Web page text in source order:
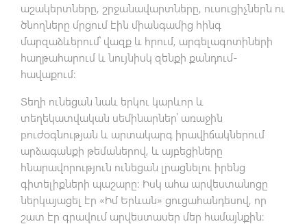
աշակերտները, շրջանավարտները, ուսուցիչներն ու
ծնողները մրցում էին միանգամից հինգ
մարզաձևերում՝ վազք և հրում, արգելագոտիների
հաղթահարում և նույնիսկ զենքի քանդում-
հավաքում:
Տեղի ունեցան նաև երկու կարևոր և
տեղեկատվական սեմինարներ՝ առաջին
բուժօգնության և արտակարգ իրավիճակներում
արձագանքի թեմաներով, և այբեցիները
հնարավորություն ունեցան լրացնելու իրենց
գիտելիքների պաշարը: Իսկ ահա արվեստանոցը
ներկայացել էր «Իմ Երևան» ցուցահանդեսով, որ
շատ էր գրավում արվեստասեր մեր համայնքին: